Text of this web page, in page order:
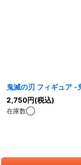
鬼滅の刃 フィギュア -
2,750円(税込)
在庫数◯